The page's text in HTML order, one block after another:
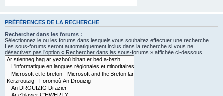
PRÉFÉRENCES DE LA RECHERCHE
Rechercher dans les forums :
Sélectionnez le ou les forums dans lesquels vous souhaitez effectuer une recherche.
Les sous-forums seront automatiquement inclus dans la recherche si vous ne
désactivez pas l’option « Rechercher dans les sous-forums » affichée ci-dessous.